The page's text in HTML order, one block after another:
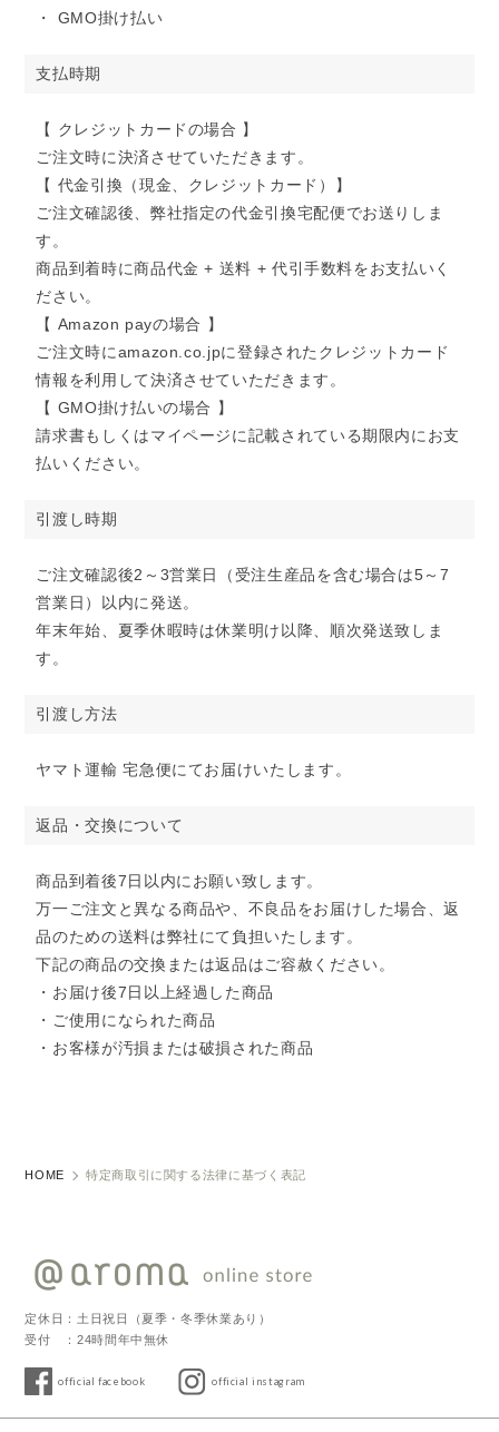
・ GMO掛け払い
支払時期
【 クレジットカードの場合 】
ご注文時に決済させていただきます。
【 代金引換（現金、クレジットカード）】
ご注文確認後、弊社指定の代金引換宅配便でお送りしま
す。
商品到着時に商品代金 + 送料 + 代引手数料をお支払いく
ださい。
【 Amazon payの場合 】
ご注文時にamazon.co.jpに登録されたクレジットカード
情報を利用して決済させていただきます。
【 GMO掛け払いの場合 】
請求書もしくはマイページに記載されている期限内にお支
払いください。
引渡し時期
ご注文確認後2～3営業日（受注生産品を含む場合は5～7
営業日）以内に発送。
年末年始、夏季休暇時は休業明け以降、順次発送致しま
す。
引渡し方法
ヤマト運輸 宅急便にてお届けいたします。
返品・交換について
商品到着後7日以内にお願い致します。
万一ご注文と異なる商品や、不良品をお届けした場合、返
品のための送料は弊社にて負担いたします。
下記の商品の交換または返品はご容赦ください。
・お届け後7日以上経過した商品
・ご使用になられた商品
・お客様が汚損または破損された商品
HOME 特定商取引に関する法律に基づく表記
定休日：土日祝日（夏季・冬季休業あり）
受付 ：24時間年中無休
official facebook official instagram